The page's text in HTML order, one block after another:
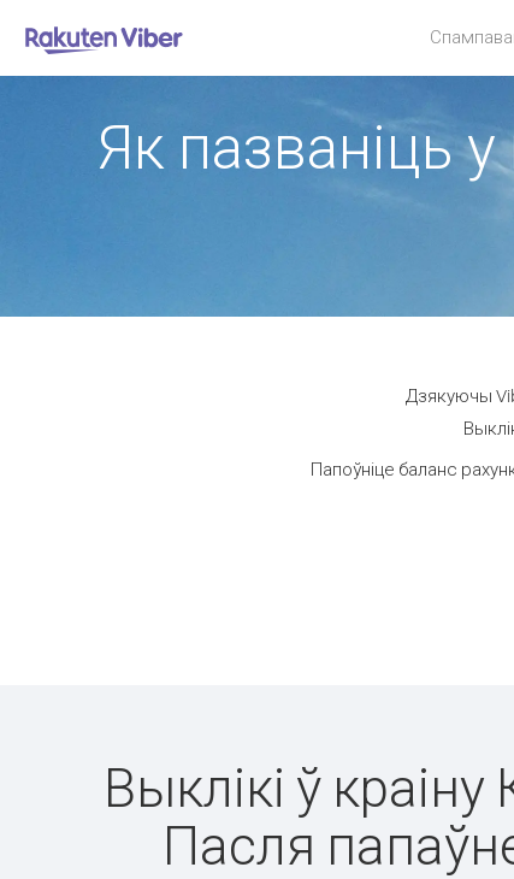
Як пазваніць
Дзякуючы
Папоўніце баланс
Выклікі ў
Пасля